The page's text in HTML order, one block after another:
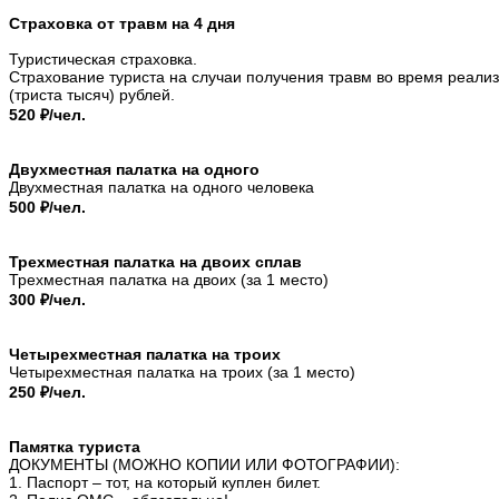
Страховка от травм на 4 дня
Туристическая страховка.
Страхование туриста на случаи получения травм во время
(триста тысяч) рублей.
520 ₽/чел.
Двухместная палатка на одного
Двухместная палатка на одного человека
500 ₽/чел.
Трехместная палатка на двоих сплав
Трехместная палатка на двоих (за 1 место)
300 ₽/чел.
Четырехместная палатка на троих
Четырехместная палатка на троих (за 1 место)
250 ₽/чел.
Памятка туриста
ДОКУМЕНТЫ (МОЖНО КОПИИ ИЛИ ФОТОГРАФИИ):
1. Паспорт – тот, на который куплен билет.